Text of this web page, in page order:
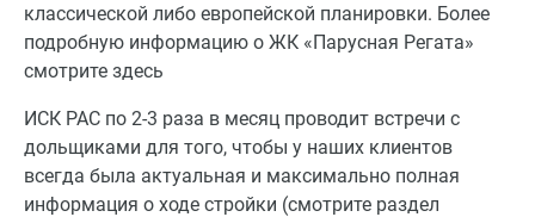
классической либо европейской планировки. Более
подробную информацию о ЖК «Парусная Регата»
смотрите здесь
ИСК РАС по 2-3 раза в месяц проводит встречи с
дольщиками для того, чтобы у наших клиентов
всегда была актуальная и максимально полная
информация о ходе стройки (смотрите раздел